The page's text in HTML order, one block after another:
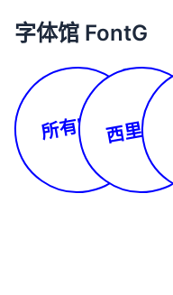
字体馆 FontG
所有字体西里尔文